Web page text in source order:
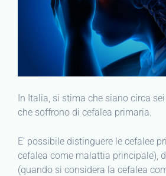
In Italia, si stima che siano circa
che soffrono di cefalea primaria.
E’ possibile distinguere le cefalee
cefalea come malattia principale),
(quando si considera la cefalea